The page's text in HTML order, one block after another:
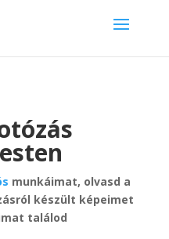
munkáimat, olvasd a
készült képeimet
találod